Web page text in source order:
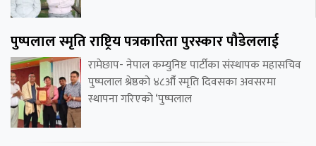
पुष्पलाल स्मृति राष्ट्रिय पत्रकारिता पुरस्कार पौडेललाई
रामेछाप- नेपाल कम्युनिष्ट पार्टीका संस्थापक महासचिव
पुष्पलाल श्रेष्ठको ४८औँ स्मृति दिवसका अवसरमा
स्थापना गरिएको ‘पुष्पलाल